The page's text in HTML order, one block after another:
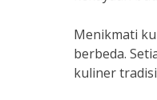
Menikmati
berbeda.
kuliner